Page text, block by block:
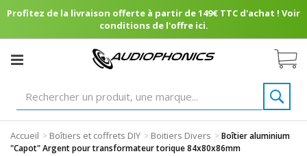
Profitez de la livraison offerte à partir de 149€ TTC d'achat ! Voir
conditions de l'offre ici.
Accueil > Boîtiers et coffrets DIY > Boitiers Divers >Boîtier aluminium
"Capot" Argent pour transformateur torique 84x80x86mm